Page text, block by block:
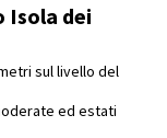
Isola dei
sul livello del
ed estati